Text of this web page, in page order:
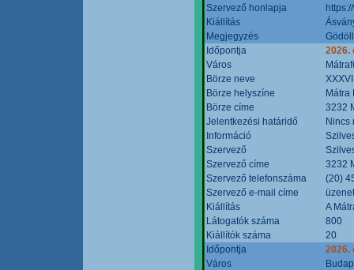
Szervező honlapja
Kiállítás
Megjegyzés
Időpontja
2026.
Város
Börze neve
Börze helyszíne
Mátra
Börze címe
3232
Jelentkezési határidő
Nincs
Információ
Szervező
Szervező címe
3232
Szervező telefonszáma
(20)
Szervező e-mail címe
Kiállítás
A
Látogatók száma
800
Kiállítók száma
20
Időpontja
2026.
Város